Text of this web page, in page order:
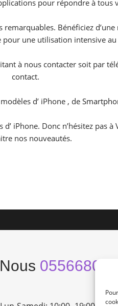
pour répondre à tous
Bénéficiez
pour une utilisation intensive
à nous contacter soit par
contact.
d’ iPhone , de
iPhone. Donc n’hésitez pas à
nos nouveautés.
0556680966